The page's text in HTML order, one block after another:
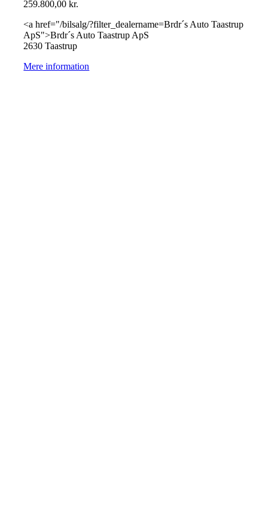
259.800,00kr.
<a href="/bilsalg/?filter_dealername=Brdr´s Auto Taastrup
ApS">Brdr´s Auto Taastrup ApS
2630 Taastrup
Mere information